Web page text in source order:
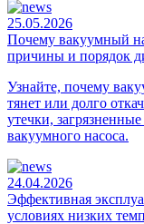
25.05.2026
Почему вакуумный
причины и порядок
Узнайте, почему
тянет или долго
утечки,
вакуумного насоса.
24.04.2026
Эффективная
условиях низких